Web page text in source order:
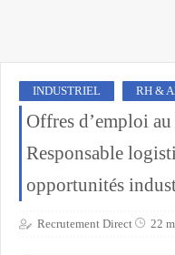
INDUSTRIEL RH &
Offres d’emploi
Responsable
opportunités
Recrutement Direct 22